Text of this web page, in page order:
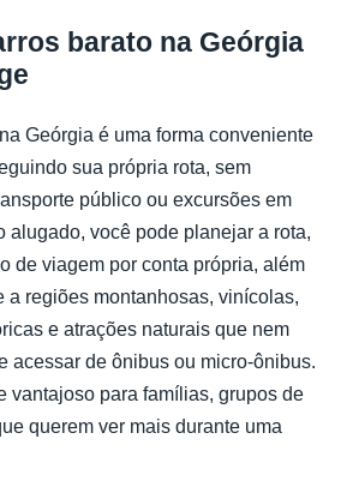
barato na Geórgia
Geórgia é uma forma conveniente
sua própria rota, sem
público ou excursões em
alugado, você pode planejar a rota,
de viagem por conta própria, além
a regiões montanhosas, vinícolas,
e atrações naturais que nem
acessar de ônibus ou micro-ônibus.
vantajoso para famílias, grupos de
querem ver mais durante uma